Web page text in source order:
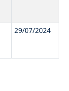
29/07/2024